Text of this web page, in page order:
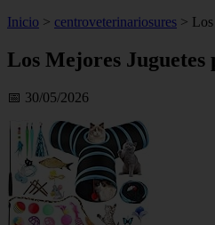
Inicio > centroveterinariosures >
Los Mejores Juguetes
📅 30/05/2026